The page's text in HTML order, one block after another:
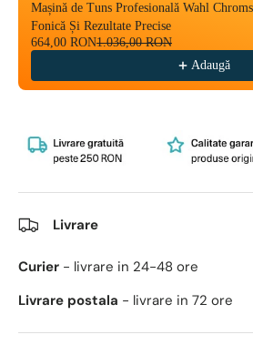
Mașină de Tuns Profesională Wahl
Fonică Și Rezultate Precise
664,00 RON1.036,00 RON
Adaugă
Livrare
Curier - livrare in 24-48 ore
Livrare postala - livrare in 72 ore